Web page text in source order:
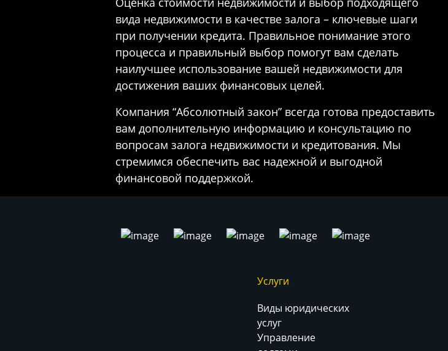
вида недвижимости в качестве залога – ключевые шаги
при получении кредита. Правильное понимание этого
процесса и правильный выбор помогут вам сделать
наилучшее использование вашей недвижимости для
достижения ваших финансовых целей.
Компания “Абсолютный закон” всегда готова предоставить
вам дополнительную информацию и консультацию по
вопросам залога недвижимости и кредитования. Мы
стремимся обеспечить вас надежной и выгодной
финансовой поддержкой.
Услуги
Виды юридических
услуг
Управление